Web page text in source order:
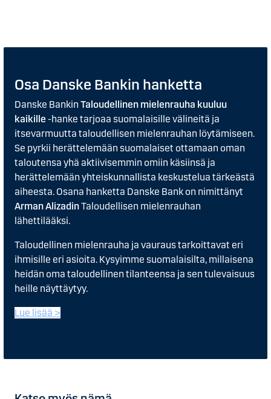
Osa Danske Bankin hanketta
Danske Bankin Taloudellinen mielenrauha kuuluu
kaikille -hanke tarjoaa suomalaisille välineitä ja
itsevarmuutta taloudellisen mielenrauhan löytämiseen.
Se pyrkii herättelemään suomalaiset ottamaan oman
taloutensa yhä aktiivisemmin omiin käsiinsä ja
herättelemään yhteiskunnallista keskustelua tärkeästä
aiheesta. Osana hanketta Danske Bank on nimittänyt
Arman AlizadinTaloudellisen mielenrauhan
lähettilääksi.
Taloudellinen mielenrauha ja vauraus tarkoittavat eri
ihmisille eri asioita. Kysyimme suomalaisilta, millaisena
heidän oma taloudellinen tilanteensa ja sen tulevaisuus
heille näyttäytyy.
Lue lisää >